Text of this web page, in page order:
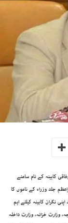
کابینہ کے نام سامنے
جلد وزراء کے ناموں کا
نگران کابینہ کیلئے اہم
وزارت خزانہ، وزارت داخلہ